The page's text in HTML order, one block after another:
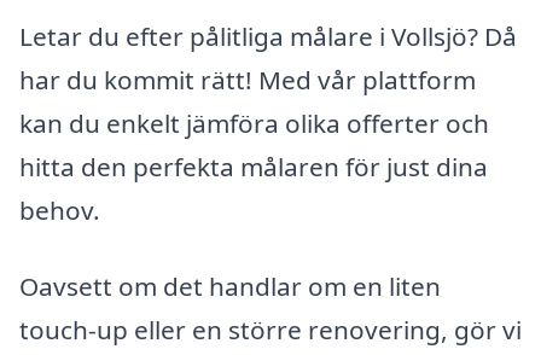
Letar du efter pålitliga målare i Vollsjö? Då
har du kommit rätt! Med vår plattform
kan du enkelt jämföra olika offerter och
hitta den perfekta målaren för just dina
behov.
Oavsett om det handlar om en liten
touch-up eller en större renovering, gör vi